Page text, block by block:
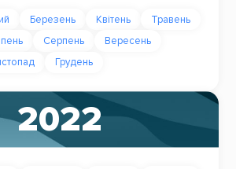
Березень Квітень
Травень
Серпень
Вересень
Грудень
2022